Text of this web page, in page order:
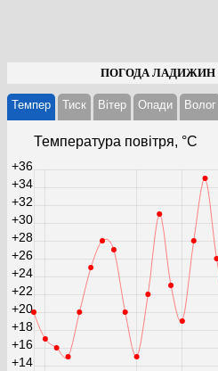
ПОГОДА ЛАДИЖИН
Темпер Тиск Вітер Опади Волог
Температура повітря, °С
+14
+16
+18
+20
+22
+24
+26
+28
+30
+32
+34
+36